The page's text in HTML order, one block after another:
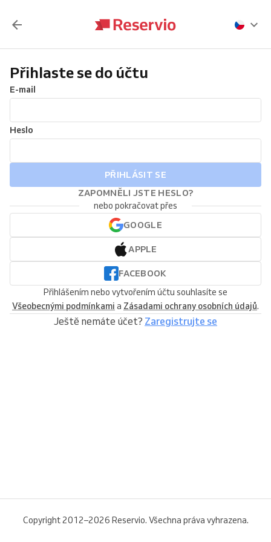
Přihlaste se do účtu
E-mail
Heslo
PŘIHLÁSIT SE
ZAPOMNĚLI JSTE HESLO?
nebo pokračovat přes
GOOGLE
APPLE
FACEBOOK
Přihlášením nebo vytvořením účtu souhlasíte se
Všeobecnými podmínkami a Zásadami ochrany osobních údajů.
Ještě nemáte účet? Zaregistrujte se
Copyright 2012–2026 Reservio. Všechna práva vyhrazena.